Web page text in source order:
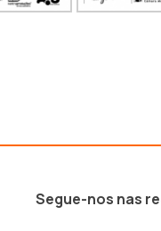
Segue-nos nas